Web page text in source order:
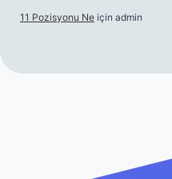
11 Pozisyonu Ne için admin